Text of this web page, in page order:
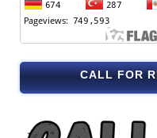
CALL FOR